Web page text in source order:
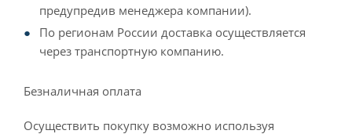
предупредив менеджера компании).
По регионам России доставка осуществляется
через транспортную компанию.
Безналичная оплата
Осуществить покупку возможно используя